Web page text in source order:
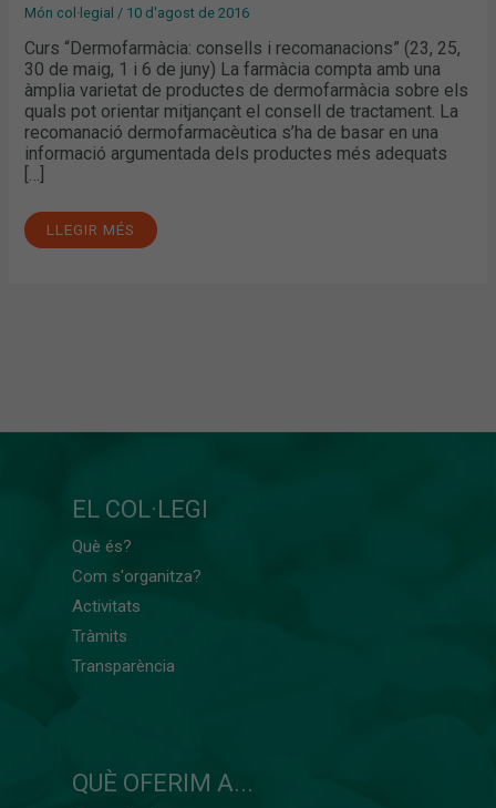
Món col·legial / 10 d'agost de 2016
Curs “Dermofarmàcia: consells i recomanacions” (23, 25,
30 de maig, 1 i 6 de juny) La farmàcia compta amb una
àmplia varietat de productes de dermofarmàcia sobre els
quals pot orientar mitjançant el consell de tractament. La
recomanació dermofarmacèutica s’ha de basar en una
informació argumentada dels productes més adequats
LLEGIR MÉS
EL COL·LEGI
Què és?
Com s'organitza?
Activitats
Tràmits
Transparència
QUÈ OFERIM A...